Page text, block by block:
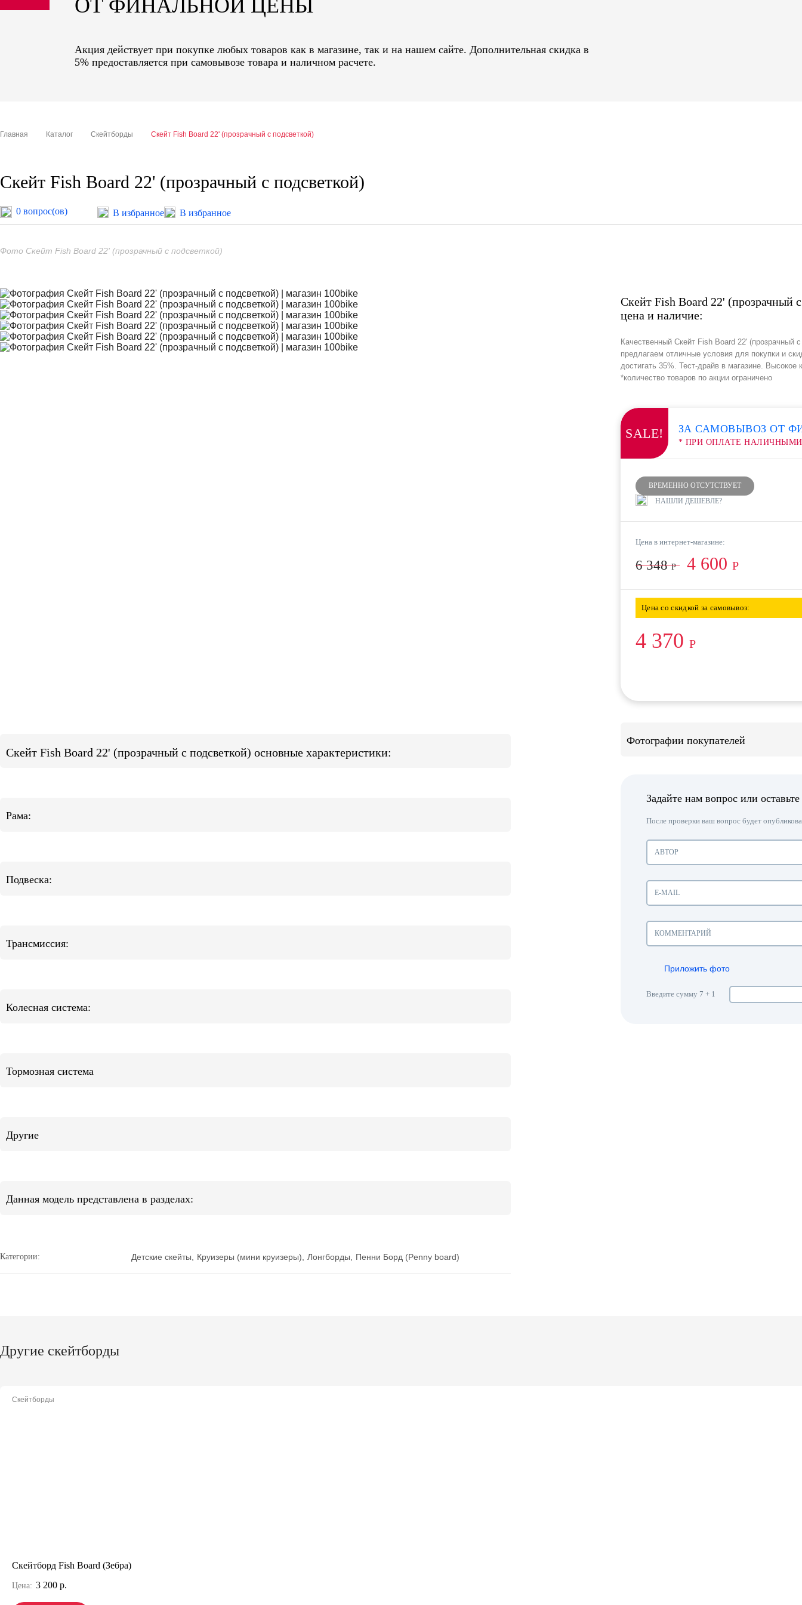
sale
ОТ ФИНАЛЬНОЙ ЦЕНЫ
Акция действует при покупке любых товаров как в магазине, так и на нашем сайте. Дополнительная скидка в
5% предоставляется при самовывозе товара и наличном расчете.
Главная Каталог Скейтборды Скейт Fish Board 22' (прозрачный с подсветкой)
Скейт Fish Board 22' (прозрачный с подсветкой)
0 вопрос(ов) В избранное В избранное
Фото Скейт Fish Board 22' (прозрачный с подсветкой)
Скейт Fish Board 22' (прозрачный
цена и наличие:
Качественный Скейт Fish Board 22' (прозрачный
предлагаем отличные условия для покупки и
достигать 35%. Тест-драйв в магазине. Высокое
*количество товаров по акции ограничено
SALE! ЗА САМОВЫВОЗ ОТ
* ПРИ ОПЛАТЕ НАЛИЧНЫМИ
ВРЕМЕННО ОТСУТСТВУЕТ
НАШЛИ ДЕШЕВЛЕ?
Цена в интернет-магазине:
6 348Р 4 600 Р
Цена со скидкой за самовывоз:
4 370 Р
Скейт Fish Board 22' (прозрачный с подсветкой) основные характеристики:
Рама:
Подвеска:
Трансмиссия:
Колесная система:
Тормозная система
Другие
Данная модель представлена в разделах:
Категории: Детские скейты Круизеры (мини круизеры) Лонгборды Пенни Борд (Penny board)
Фотографии покупателей
Задайте нам вопрос или
После проверки ваш вопрос будет
Приложить фото
Введите сумму 7 + 1
Другие скейтборды
Скейтборды
Скейтборд Fish Board (Зебра)
Цена: 3 200 р.